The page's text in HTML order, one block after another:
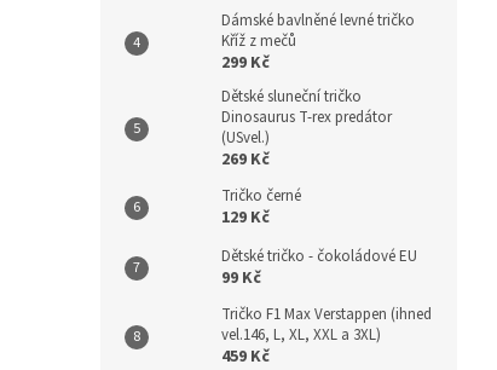
Dámské bavlněné levné tričko
Kříž z mečů
299 Kč
Dětské sluneční tričko
Dinosaurus T-rex predátor
(USvel.)
269 Kč
Tričko černé
129 Kč
Dětské tričko - čokoládové EU
99 Kč
Tričko F1 Max Verstappen (ihned
vel.146, L, XL, XXL a 3XL)
459 Kč